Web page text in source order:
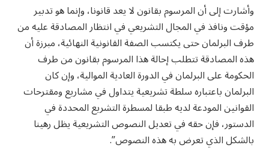
وأشارت إلى أن المرسوم بقانون لا يعد قانونا، وإنما هو تدبير
مؤقت ونافذ في المجال التشريعي في انتظار المصادقة عليه من
طرف البرلمان حتى يكتسب الصفة القانونية النهائية، مبرزة أن
هذه المصادقة تتطلب إحالة هذا المرسوم بقانون من طرف
الحكومة على البرلمان في الدورة العادية الموالية، وإن كان
البرلمان باعتباره سلطة تشريعية يتداول في مشاريع ومقترحات
القوانين المودعة لديه طبقا لمسطرة التشريع المحددة في
الدستور، فإن حقه في تعديل النصوص التشريعية يظل رهينا
بالشكل الذي تعرض به هذه النصوص”.